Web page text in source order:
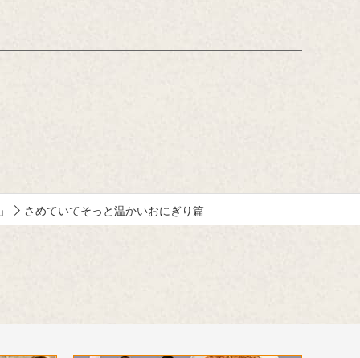
さめていてそっと温かいおにぎり篇